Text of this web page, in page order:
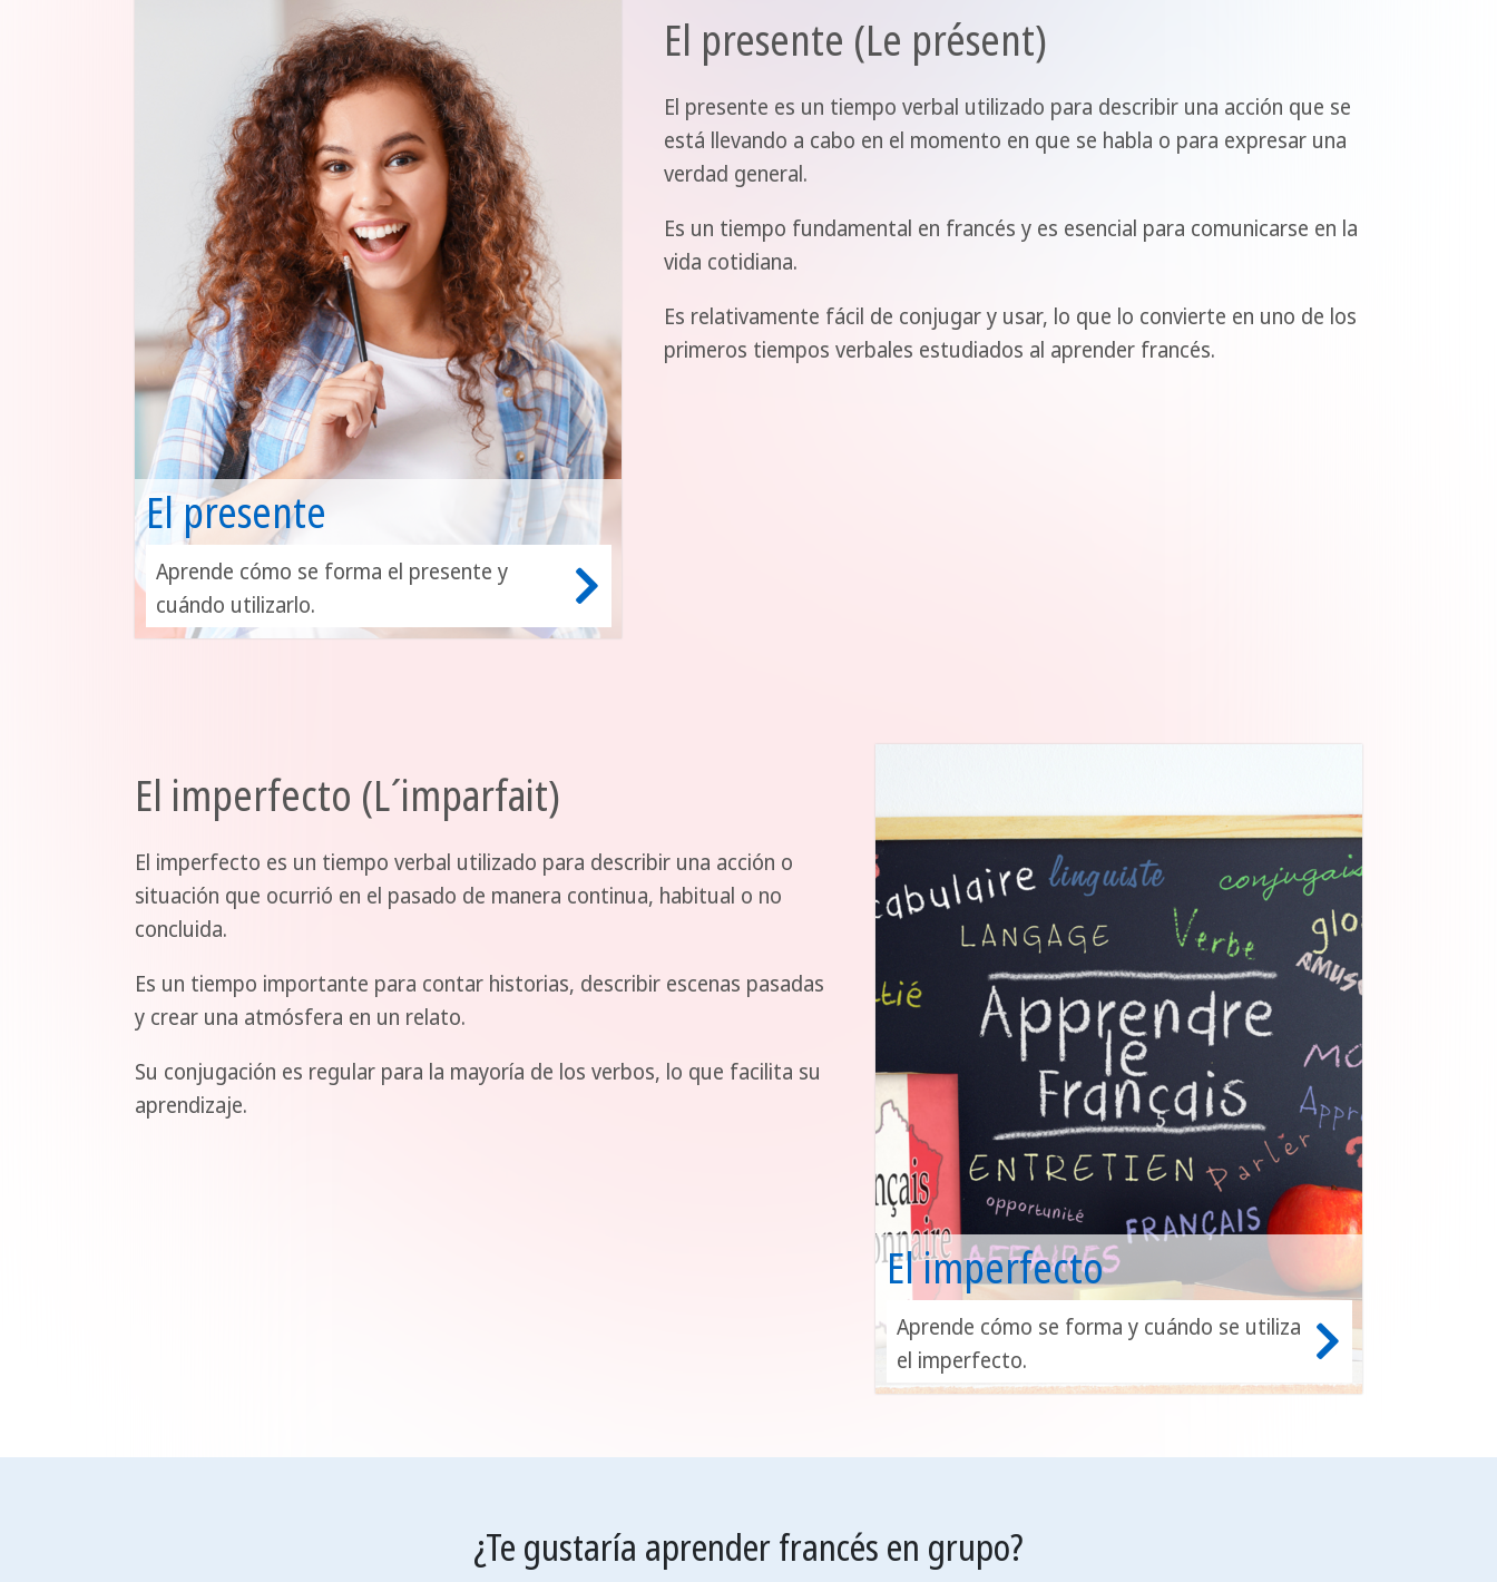
El presente
Aprende cómo se forma el presente y
cuándo utilizarlo.
El presente (Le présent)
El presente es un tiempo verbal utilizado para describir una acción que se
está llevando a cabo en el momento en que se habla o para expresar una
verdad general.
Es un tiempo fundamental en francés y es esencial para comunicarse en la
vida cotidiana.
Es relativamente fácil de conjugar y usar, lo que lo convierte en uno de los
primeros tiempos verbales estudiados al aprender francés.
El imperfecto (L´imparfait)
El imperfecto es un tiempo verbal utilizado para describir una acción o
situación que ocurrió en el pasado de manera continua, habitual o no
concluida.
Es un tiempo importante para contar historias, describir escenas pasadas
y crear una atmósfera en un relato.
Su conjugación es regular para la mayoría de los verbos, lo que facilita su
aprendizaje.
El imperfecto
Aprende cómo se forma y cuándo se utiliza
el imperfecto.
¿Te gustaría aprender francés en grupo?